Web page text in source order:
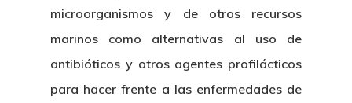
microorganismos y de otros recursos
marinos como alternativas al uso de
antibióticos y otros agentes profilácticos
para hacer frente a las enfermedades de